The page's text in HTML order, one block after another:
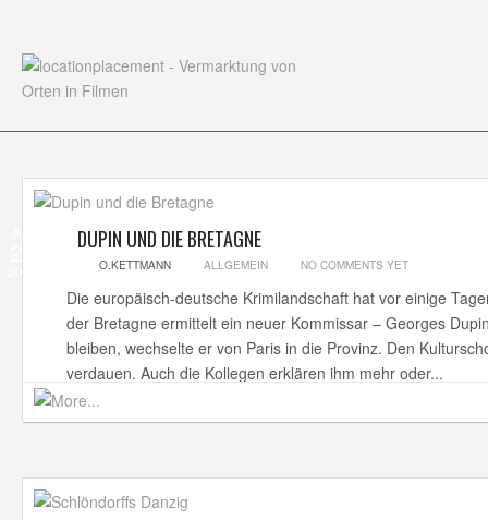
DUPIN UND DIE BRETAGNE
O.KETTMANN ALLGEMEIN NO COMMENTS YET
Die europäisch-deutsche Krimilandschaft hat vor einige
der Bretagne ermittelt ein neuer Kommissar – Georges
bleiben, wechselte er von Paris in die Provinz. Den
verdauen. Auch die Kollegen erklären ihm mehr oder...